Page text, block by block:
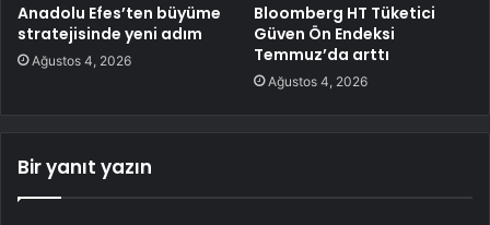
Anadolu Efes’ten büyüme
stratejisinde yeni adım
Ağustos 4, 2026
Bloomberg HT Tüketici
Güven Ön Endeksi
Temmuz’da arttı
Ağustos 4, 2026
Bir yanıt yazın